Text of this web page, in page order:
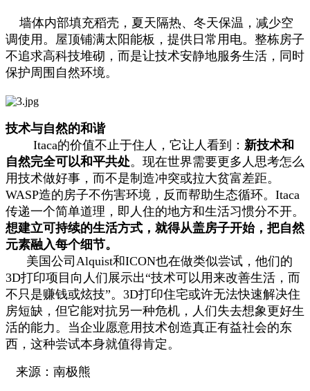
墙体内部填充稻壳，夏天隔热、冬天保温，减少空
调使用。屋顶铺满太阳能板，提供日常用电。整栋房子
不追求高科技堆砌，而是让技术安静地服务生活，同时
保护周围自然环境。
技术与自然的和谐
Itaca的价值不止于住人，它让人看到： 新技术和
自然完全可以和平共处。现在世界需要更多人思考怎么
用技术做好事，而不是制造冲突或拉大贫富差距。
WASP造的房子不伤害环境，反而帮助生态循环。Itaca
传递一个简单道理，即人住的地方和生活习惯分不开。
想建立可持续的生活方式，就得从盖房子开始，把自然
元素融入每个细节。
美国公司Alquist和ICON也在做类似尝试，他们的
3D打印项目向人们展示出“技术可以用来改善生活，而
不只是赚钱或炫技”。3D打印住宅或许无法快速解决住
房短缺，但它能对抗另一种危机，人们失去想象更好生
活的能力。当企业愿意用技术创造真正有益社会的东
西，这种尝试本身就值得肯定。
来源：南极熊